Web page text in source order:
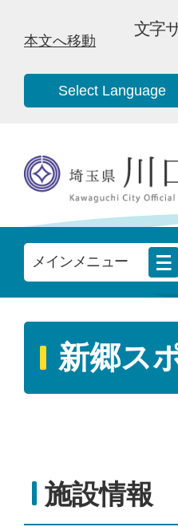
本文へ移動
文字
Select Language
メインメニュー
新郷ス
施設情報